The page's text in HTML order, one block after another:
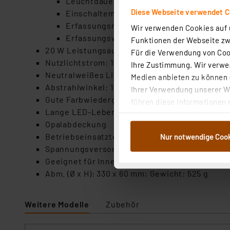
Diese Webseite verwendet
Wir verwenden Cookies
Funktionen der Webseite
Für die Verwendung von
Ihre Zustimmung. Wir
Medien anbieten zu
Ihrer Verwendung unserer
führen diese Informationen
Weiterverarbeitung für die
Abs.1a DSG-VO) zu. Eine
ganz oder teilweise
Auswertung und Analyse
Nur notwendige
Einschaltempfindlichkeit 2/10/25/50 Lux
Erfassungsreichweite bis max. 8 m (bei
Erfassungswinkel 360°
20 W Leistungsaufnahme
Nutzlichtstrom: 1940 lm; Lichtausbeute: 97
Neutralweißes Licht mit 4000 K
Abstrahlwinkel: 120°
Gute Farbwiedergabe mit 80 Ra
Lange LED-Lebensdauer mit bis zu 25000 h;
Opalabdeckung
Betriebseinsatztemperatur: -25° bis +45° C
Spannungsversorgung: 230 V AC ~ 50 Hz
Geeignet für Innenbereiche mit Schutzart IP20
Abm. (Ø x H): 330 x 60 mm; Gewicht: 525 g
Weitere Modelle Zubehör